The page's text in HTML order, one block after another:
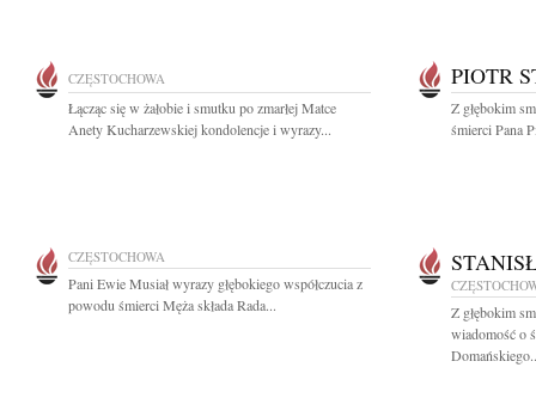
CZĘSTOCHOWA
Łącząc się w żałobie i smutku po zmarłej Matce
Anety Kucharzewskiej kondolencje i wyrazy...
PIOTR
Z głębokim
śmierci Pana
CZĘSTOCHOWA
Pani Ewie Musiał wyrazy głębokiego współczucia z
powodu śmierci Męża składa Rada...
Z głębokim
wiadomość o